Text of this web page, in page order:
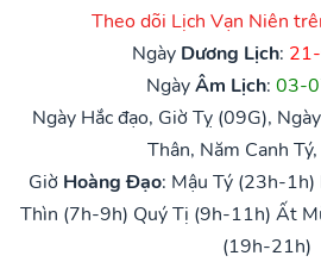
Theo dõi Lịch Vạn Niên
Ngày Dương Lịch:
NgàyÂm Lịch: 03-
Ngày Hắc đạo, Giờ Tỵ (09G),
Thân, Năm Canh
Giờ Hoàng Đạo: Mậu Tý (23h-1h)
Thìn (7h-9h) Quý Tị (9h-11h) Ất
(19h-21h)